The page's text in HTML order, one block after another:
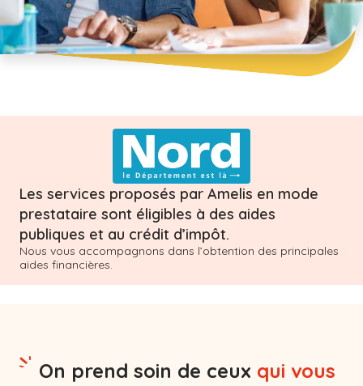
Les services proposés par Amelis en mode
prestataire sont éligibles à des aides
publiques et au crédit d’impôt.
Nous vous accompagnons dans l’obtention des principales
aides financières.
On prend soin de ceux qui vous